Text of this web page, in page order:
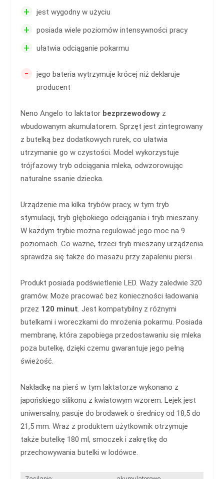
+ jest wygodny w użyciu
+ posiada wiele poziomów intensywności pracy
+ ułatwia odciąganie pokarmu
-
jego bateria wytrzymuje krócej niż deklaruje
producent
Neno Angelo to laktator bezprzewodowy z
wbudowanym akumulatorem. Sprzęt jest zintegrowany
z butelką bez dodatkowych rurek, co ułatwia
utrzymanie go w czystości. Model wykorzystuje
trójfazowy tryb odciągania mleka, odwzorowując
naturalne ssanie dziecka.
Urządzenie ma kilka trybów pracy, w tym tryb
stymulacji, tryb głębokiego odciągania i tryb mieszany.
W każdym trybie można regulować jego moc na 9
poziomach. Co ważne, trzeci tryb mieszany urządzenia
sprawdza się także do masażu przy zapaleniu piersi.
Produkt posiada podświetlenie LED. Waży zaledwie 320
gramów. Może pracować bez konieczności ładowania
przez 120 minut. Jest kompatybilny z różnymi
butelkami i woreczkami do mrożenia pokarmu. Posiada
membranę, która zapobiega przedostawaniu się mleka
poza butelkę, dzięki czemu gwarantuje jego pełną
świeżość.
Nakładkę na pierś w tym laktatorze wykonano z
japońskiego silikonu z kwiatowym wzorem. Lejek jest
uniwersalny, pasuje do brodawek o średnicy od 18,5 do
21,5 mm. Wraz z produktem użytkownik otrzymuje
także butelkę 180 ml, smoczek i zakrętkę do
przechowywania butelki w lodówce.